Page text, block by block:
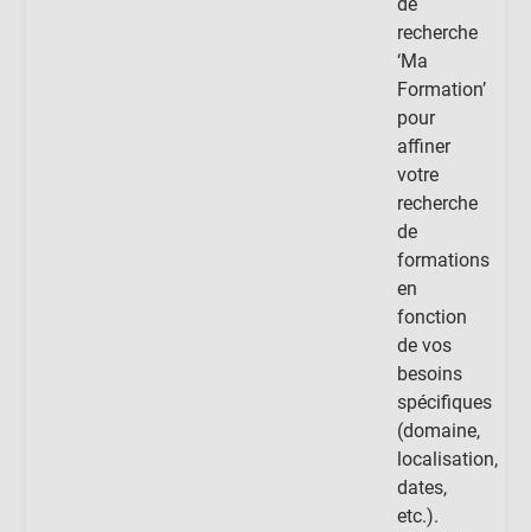
recherche
‘Ma
Formation’
pour
affiner
votre
recherche
de
formations
en
fonction
de vos
besoins
spécifiques
(domaine,
localisation,
dates,
etc.).